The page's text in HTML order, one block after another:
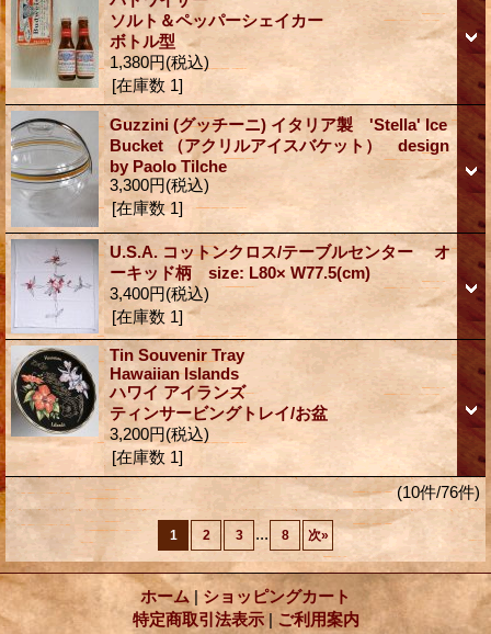
ソルト＆ペッパーシェイカー
ボトル型
1,380円(税込)
[在庫数 1]
Guzzini (グッチーニ) イタリア製 'Stella' Ice
Bucket （アクリルアイスバケット） design
by Paolo Tilche
3,300円(税込)
[在庫数 1]
U.S.A. コットンクロス/テーブルセンター オ
ーキッド柄 size: L80× W77.5(cm)
3,400円(税込)
[在庫数 1]
Tin Souvenir Tray
Hawaiian Islands
ハワイ アイランズ
ティンサービングトレイ/お盆
3,200円(税込)
[在庫数 1]
(10件/76件)
1 2 3 ... 8 次»
ホーム | ショッピングカート
特定商取引法表示 | ご利用案内